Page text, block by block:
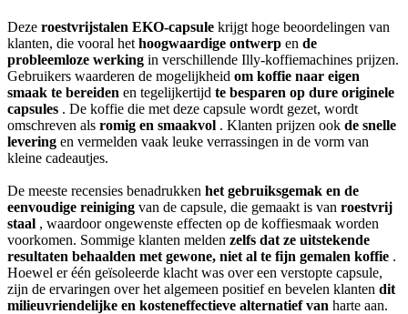
Deze roestvrijstalen EKO-capsule krijgt hoge beoordelingen van
klanten, die vooral het hoogwaardige ontwerp en de
probleemloze werking in verschillende Illy-koffiemachines prijzen.
Gebruikers waarderen de mogelijkheid om koffie naar eigen
smaak te bereiden en tegelijkertijd te besparen op dure originele
capsules . De koffie die met deze capsule wordt gezet, wordt
omschreven als romig en smaakvol . Klanten prijzen ook de snelle
levering en vermelden vaak leuke verrassingen in de vorm van
kleine cadeautjes.
De meeste recensies benadrukken het gebruiksgemak en de
eenvoudige reiniging van de capsule, die gemaakt is van roestvrij
staal , waardoor ongewenste effecten op de koffiesmaak worden
voorkomen. Sommige klanten melden zelfs dat ze uitstekende
resultaten behaalden met gewone, niet al te fijn gemalen koffie .
Hoewel er één geïsoleerde klacht was over een verstopte capsule,
zijn de ervaringen over het algemeen positief en bevelen klanten dit
milieuvriendelijke en kosteneffectieve alternatief van harte aan.